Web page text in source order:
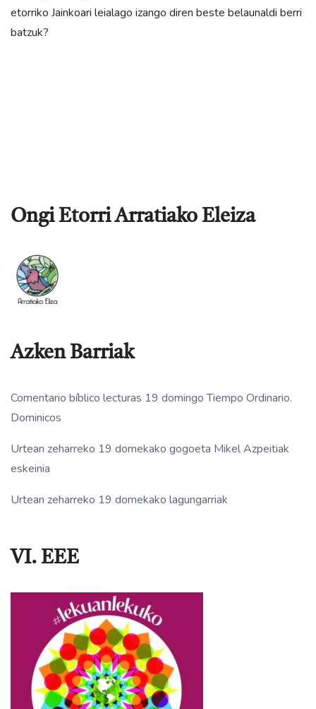
etorriko Jainkoari leialago izango diren beste belaunaldi berri
batzuk?
Ongi Etorri Arratiako Eleiza
Azken Barriak
Comentario bíblico lecturas 19 domingo Tiempo Ordinario.
Dominicos
Urtean zeharreko 19 domekako gogoeta Mikel Azpeitiak
eskeinia
Urtean zeharreko 19 domekako lagungarriak
VI. EEE